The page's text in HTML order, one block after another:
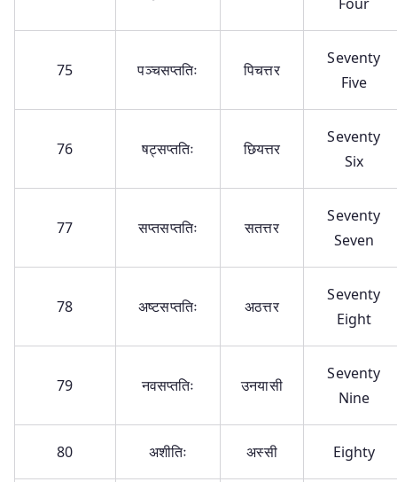
75 पञ्चसप्ततिः पिचत्तर
Seventy
Five
76 षट्सप्ततिः छियत्तर
Seventy
Six
77 सप्तसप्ततिः सतत्तर
Seventy
Seven
78 अष्टसप्ततिः अठत्तर
Seventy
Eight
79 नवसप्ततिः उनयासी
Seventy
Nine
80 अशीतिः अस्सी Eighty